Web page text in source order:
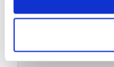
工作温度 (°C)